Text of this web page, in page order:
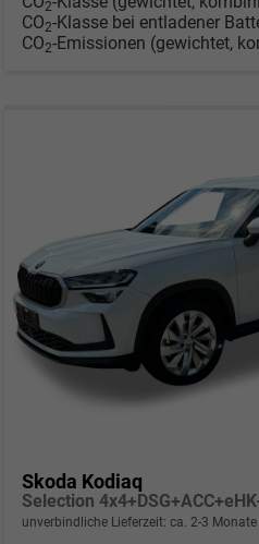
2
CO2-Klasse bei entladener
CO2-Emissionen (gewichtet,
Skoda Kodiaq
unverbindliche Lieferzeit: ca. 2-3 Monate